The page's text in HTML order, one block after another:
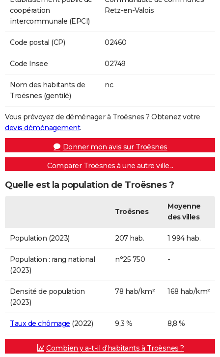
coopération
intercommunale (EPCI)
Retz-en-Valois
Code postal (CP) 02460
Code Insee 02749
Nom des habitants de
Troësnes (gentilé)
nc
Vous prévoyez de déménager à Troësnes ? Obtenez votre
devis déménagement.
Donner mon avis sur Troësnes
Comparer Troësnes à une autre ville...
Quelle est la population de Troësnes ?
Troësnes
Moyenne
des villes
Population (2023) 207 hab. 1 994 hab.
Population : rang national
(2023)
n°25 750 -
Densité de population
(2023)
78 hab/km² 168 hab/km²
Taux de chômage (2022) 9,3 % 8,8 %
Combien y a-t-il d'habitants à Troësnes ?